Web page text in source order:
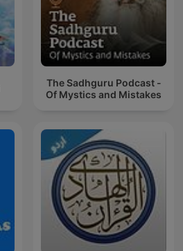
The Sadhguru Podcast -
Of Mystics and Mistakes